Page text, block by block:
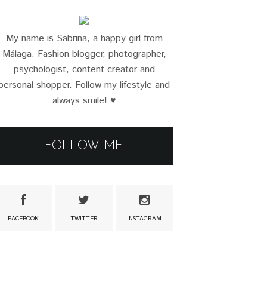
My name is Sabrina, a happy girl from
Málaga. Fashion blogger, photographer,
psychologist, content creator and
shopper. Follow my lifestyle and
always smile! ♥
FOLLOW ME
FACEBOOK TWITTER INSTAGRAM